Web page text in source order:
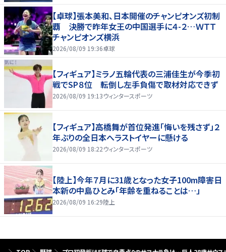
【卓球】張本美和、日本開催のチャンピオンズ初制
覇 決勝で昨年女王の中国選手に４-２…ＷＴＴ
チャンピオンズ横浜
2026/08/09 19:36卓球
【フィギュア】ミラノ五輪代表の三浦佳生が今季初
戦でSP８位 転倒し左手負傷で取材対応できず
2026/08/09 19:13ウィンタースポーツ
【フィギュア】高橋舞が首位発進「悔いを残さず」２
年ぶりの全日本へラストイヤーに懸ける
2026/08/09 18:22ウィンタースポーツ
【陸上】今年７月に31歳となった女子100m障害日
本新の中島ひとみ「年齢を重ねることは…」
2026/08/09 16:29陸上